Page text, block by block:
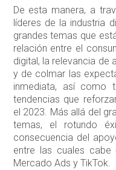
De esta manera, a
líderes de la industria
grandes temas que
relación entre el
digital, la relevancia de
y de colmar las
inmediata, así como
tendencias que
el 2023. Más allá del
temas, el rotundo
consecuencia del
entre las cuales cabe
Mercado Ads y TikTok.